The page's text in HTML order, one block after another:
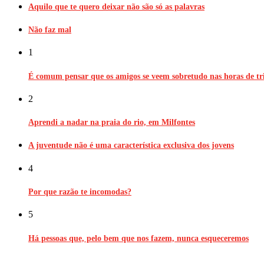
Aquilo que te quero deixar não são só as palavras
Não faz mal
1
É comum pensar que os amigos se veem sobretudo nas horas de
2
Aprendi a nadar na praia do rio, em Milfontes
A juventude não é uma característica exclusiva dos jovens
4
Por que razão te incomodas?
5
Há pessoas que, pelo bem que nos fazem, nunca esqueceremos